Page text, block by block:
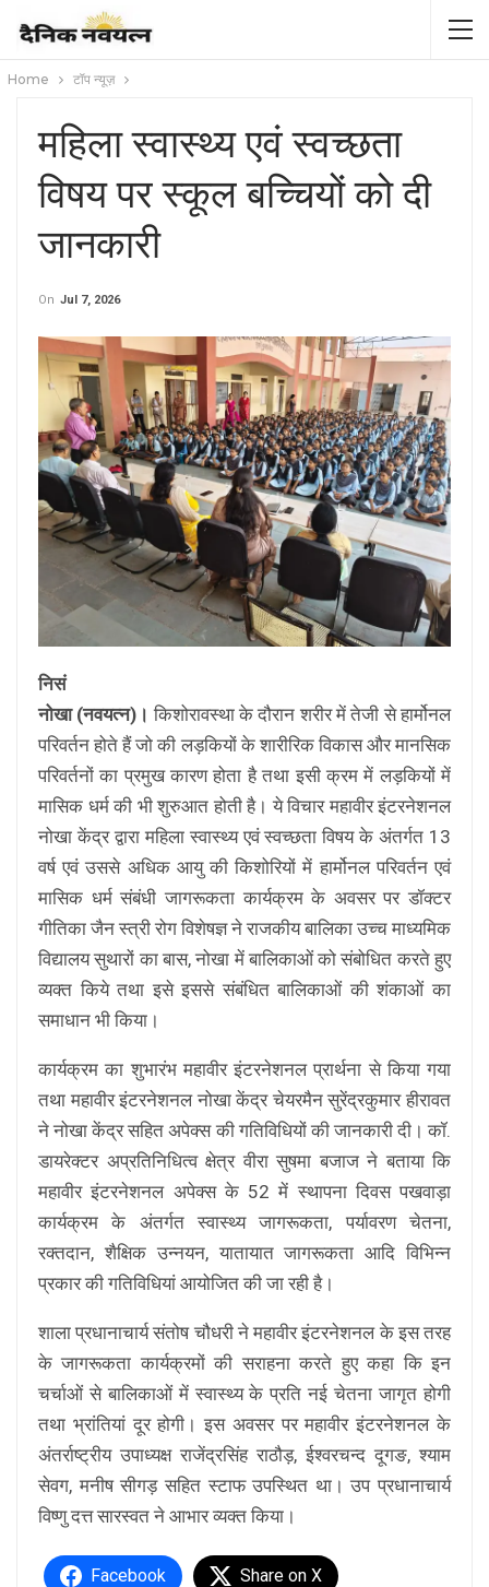
Home टॉप न्यूज़
महिला स्वास्थ्य एवं स्वच्छता
विषय पर स्कूल बच्चियों को दी
जानकारी
On Jul 7, 2026
निसं
नोखा (नवयत्न)। किशोरावस्था के दौरान शरीर में तेजी से हार्मोनल
परिवर्तन होते हैं जो की लड़कियों के शारीरिक विकास और मानसिक
परिवर्तनों का प्रमुख कारण होता है तथा इसी क्रम में लड़कियों में
मासिक धर्म की भी शुरुआत होती है। ये विचार महावीर इंटरनेशनल
नोखा केंद्र द्वारा महिला स्वास्थ्य एवं स्वच्छता विषय के अंतर्गत 13
वर्ष एवं उससे अधिक आयु की किशोरियों में हार्मोनल परिवर्तन एवं
मासिक धर्म संबंधी जागरूकता कार्यक्रम के अवसर पर डॉक्टर
गीतिका जैन स्त्री रोग विशेषज्ञ ने राजकीय बालिका उच्च माध्यमिक
विद्यालय सुथारों का बास, नोखा में बालिकाओं को संबोधित करते हुए
व्यक्त किये तथा इसे इससे संबंधित बालिकाओं की शंकाओं का
समाधान भी किया।
कार्यक्रम का शुभारंभ महावीर इंटरनेशनल प्रार्थना से किया गया
तथा महावीर इंटरनेशनल नोखा केंद्र चेयरमैन सुरेंद्रकुमार हीरावत
ने नोखा केंद्र सहित अपेक्स की गतिविधियों की जानकारी दी। कॉ.
डायरेक्टर अप्रतिनिधित्व क्षेत्र वीरा सुषमा बजाज ने बताया कि
महावीर इंटरनेशनल अपेक्स के 52 में स्थापना दिवस पखवाड़ा
कार्यक्रम के अंतर्गत स्वास्थ्य जागरूकता, पर्यावरण चेतना,
रक्तदान, शैक्षिक उन्नयन, यातायात जागरूकता आदि विभिन्न
प्रकार की गतिविधियां आयोजित की जा रही है।
शाला प्रधानाचार्य संतोष चौधरी ने महावीर इंटरनेशनल के इस तरह
के जागरूकता कार्यक्रमों की सराहना करते हुए कहा कि इन
चर्चाओं से बालिकाओं में स्वास्थ्य के प्रति नई चेतना जागृत होगी
तथा भ्रांतियां दूर होगी। इस अवसर पर महावीर इंटरनेशनल के
अंतर्राष्ट्रीय उपाध्यक्ष राजेंद्रसिंह राठौड़, ईश्वरचन्द दूगङ, श्याम
सेवग, मनीष सीगड़ सहित स्टाफ उपस्थित था। उप प्रधानाचार्य
विष्णु दत्त सारस्वत ने आभार व्यक्त किया।
Facebook Share on X